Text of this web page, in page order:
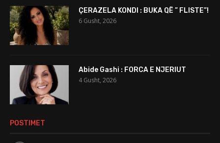
ÇERAZELA KONDI : BUKA QË ” FLISTE”!
6 Gusht, 2026
Abide Gashi : FORCA E NJERIUT
4 Gusht, 2026
POSTIMET